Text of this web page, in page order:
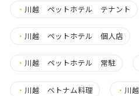
・ 川越 ペットホテル テナント
・ 川越 ペットホテル 個人店
・ 川越 ペットホテル 常駐
・ 川越 ベトナム料理 ・ 川